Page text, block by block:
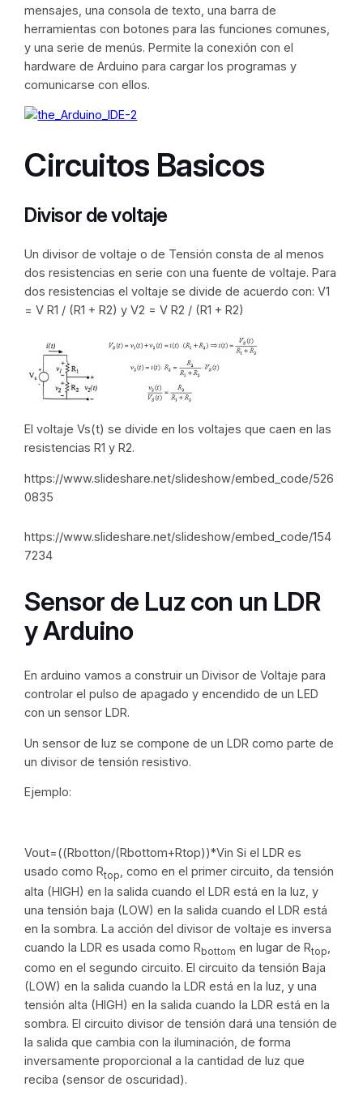
mensajes, una consola de texto, una barra de
herramientas con botones para las funciones comunes,
y una serie de menús. Permite la conexión con el
hardware de Arduino para cargar los programas y
comunicarse con ellos.
Circuitos Basicos
Divisor de voltaje
Un divisor de voltaje o de Tensión consta de al menos
dos resistencias en serie con una fuente de voltaje. Para
dos resistencias el voltaje se divide de acuerdo con: V1
= V R1 / (R1 + R2) y V2 = V R2 / (R1 + R2)
El voltaje Vs(t) se divide en los voltajes que caen en las
resistencias R1 y R2.
https://www.slideshare.net/slideshow/embed_code/526
0835
https://www.slideshare.net/slideshow/embed_code/154
7234
Sensor de Luz con un LDR
y Arduino
En arduino vamos a construir un Divisor de Voltaje para
controlar el pulso de apagado y encendido de un LED
con un sensor LDR.
Un sensor de luz se compone de un LDR como parte de
un divisor de tensión resistivo.
Ejemplo:
Vout=((Rbotton/(Rbottom+Rtop))*Vin Si el LDR es
usado como Rtop, como en el primer circuito, da tensión
alta (HIGH) en la salida cuando el LDR está en la luz, y
una tensión baja (LOW) en la salida cuando el LDR está
en la sombra. La acción del divisor de voltaje es inversa
cuando la LDR es usada como Rbottom en lugar de Rtop,
como en el segundo circuito. El circuito da tensión Baja
(LOW) en la salida cuando la LDR está en la luz, y una
tensión alta (HIGH) en la salida cuando la LDR está en la
sombra. El circuito divisor de tensión dará una tensión de
la salida que cambia con la iluminación, de forma
inversamente proporcional a la cantidad de luz que
reciba (sensor de oscuridad).